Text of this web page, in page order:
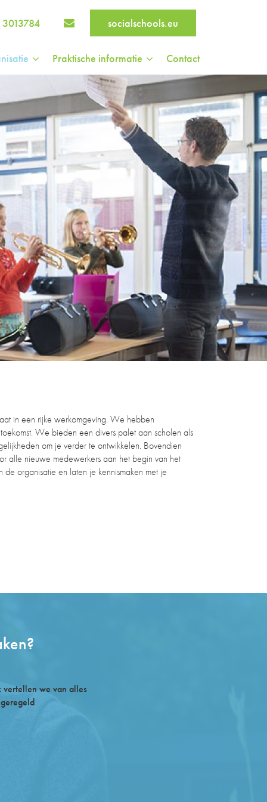
socialschools.eu
Praktische informatie Contact
in een rijke werkomgeving. We hebben
We bieden een divers palet aan scholen als
om je verder te ontwikkelen. Bovendien
alle nieuwe medewerkers aan het begin van het
organisatie en laten je kennismaken met je
vertellen we van alles